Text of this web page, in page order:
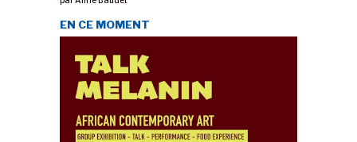
EN CE MOMENT